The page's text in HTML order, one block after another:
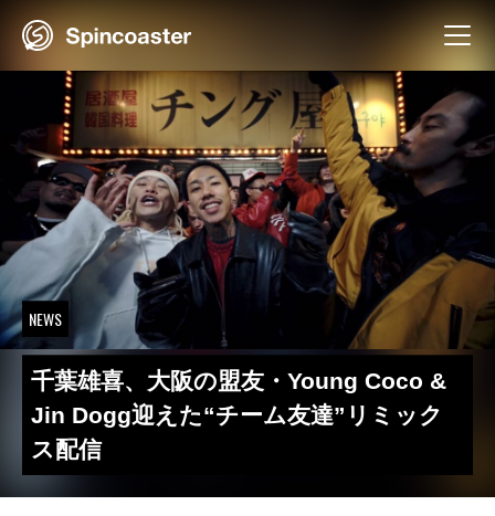
NEWS
千葉雄喜、大阪の盟友・Young Coco &
Jin Dogg迎えた“チーム友達”リミック
ス配信